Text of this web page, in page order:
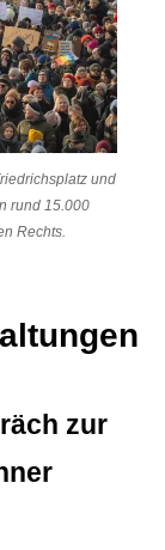
und
rund 15.000
Rechts.
zur